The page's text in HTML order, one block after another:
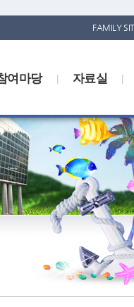
FAMILY
경기도동물
경기해양수
자료실
여마당